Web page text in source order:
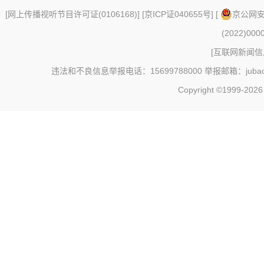
[网上传播视听节目许可证(0106168)] [京ICP证040655号] [
京公网
[互联网新闻
违法和不良信息举报电话：15699788000 举报邮箱：
Copyright ©1999-